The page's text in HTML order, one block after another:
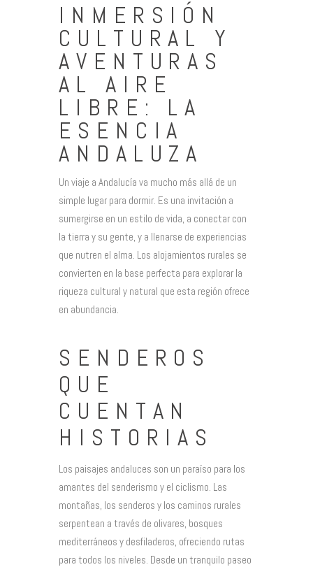
INMERSIÓN
CULTURAL Y
AVENTURAS
AL AIRE
LIBRE: LA
ESENCIA
ANDALUZA
Un viaje a Andalucía va mucho más allá de un
simple lugar para dormir. Es una invitación a
sumergirse en un estilo de vida, a conectar con
la tierra y su gente, y a llenarse de experiencias
que nutren el alma. Los alojamientos rurales se
convierten en la base perfecta para explorar la
riqueza cultural y natural que esta región ofrece
en abundancia.
SENDEROS
QUE
CUENTAN
HISTORIAS
Los paisajes andaluces son un paraíso para los
amantes del senderismo y el ciclismo. Las
montañas, los senderos y los caminos rurales
serpentean a través de olivares, bosques
mediterráneos y desfiladeros, ofreciendo rutas
para todos los niveles. Desde un tranquilo paseo